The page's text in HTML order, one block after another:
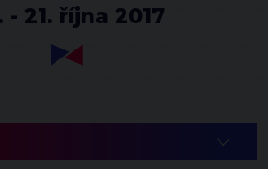
- 21. října 2017